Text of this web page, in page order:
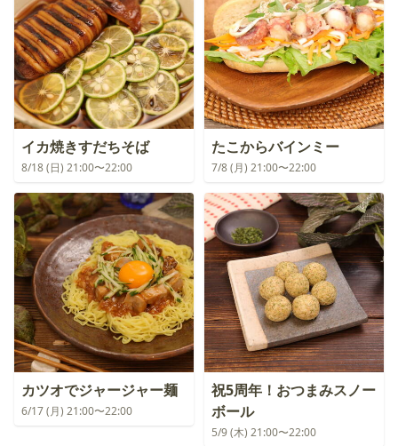
イカ焼きすだちそば
8/18 (日) 21:00〜22:00
たこからバインミー
7/8 (月) 21:00〜22:00
カツオでジャージャー麺
6/17 (月) 21:00〜22:00
祝5周年！おつまみスノー
ボール
5/9 (木) 21:00〜22:00